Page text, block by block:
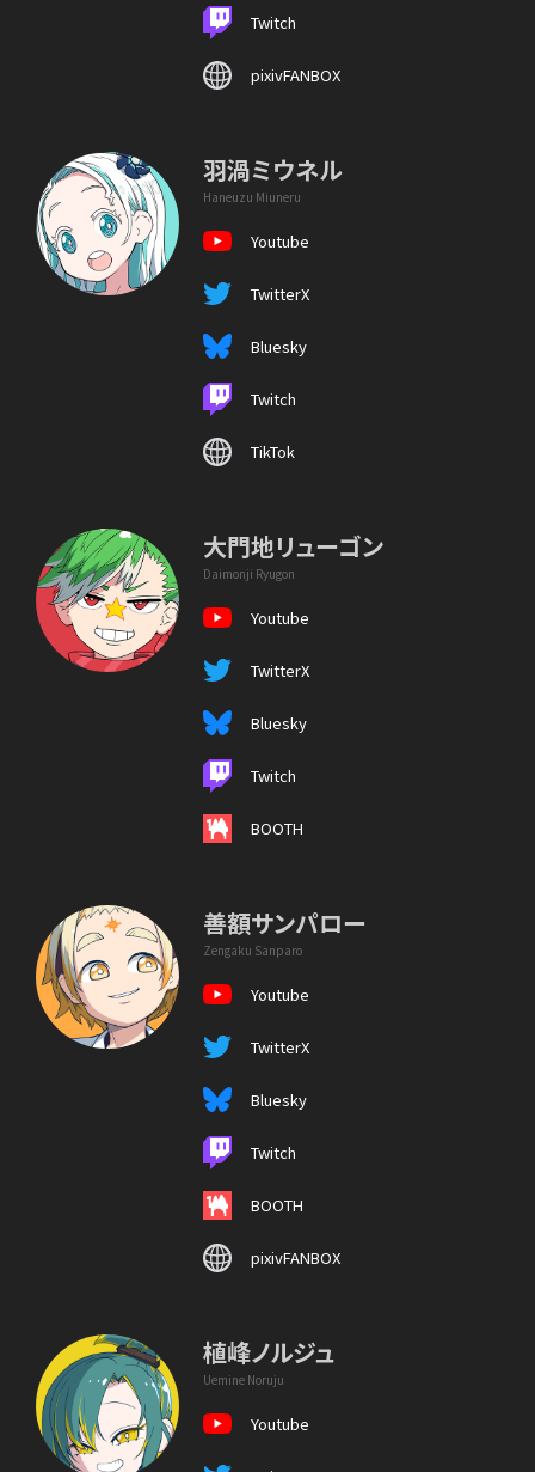
Twitch
pixivFANBOX
羽渦ミウネル
Haneuzu Miuneru
Youtube
TwitterX
Bluesky
Twitch
TikTok
大門地リューゴン
Daimonji Ryugon
Youtube
TwitterX
Bluesky
Twitch
BOOTH
善額サンパロー
Zengaku Sanparo
Youtube
TwitterX
Bluesky
Twitch
BOOTH
pixivFANBOX
植峰ノルジュ
Uemine Noruju
Youtube